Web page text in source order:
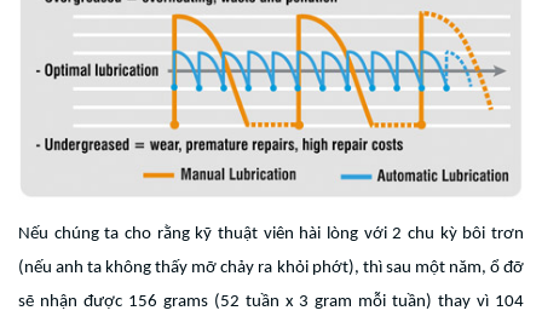
Nếu chúng ta cho rằng kỹ thuật viên hài lòng với 2 chu kỳ bôi trơn
(nếu anh ta không thấy mỡ chảy ra khỏi phớt), thì sau một năm, ổ đỡ
sẽ nhận được 156 grams (52 ​​tuần x 3 gram mỗi tuần) thay vì 104